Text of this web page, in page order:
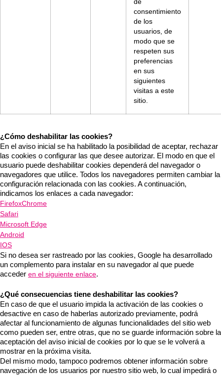
de
consentimiento
de los
usuarios, de
modo que se
respeten sus
preferencias
en sus
siguientes
visitas a este
sitio.
¿Cómo deshabilitar las cookies?
En el aviso inicial se ha habilitado la posibilidad de aceptar, rechazar
las cookies o configurar las que desee autorizar. El modo en que el
usuario puede deshabilitar cookies dependerá del navegador o
navegadores que utilice. Todos los navegadores permiten cambiar la
configuración relacionada con las cookies. A continuación,
indicamos los enlaces a cada navegador:
FirefoxChrome
Safari
Microsoft Edge
Android
IOS
Si no desea ser rastreado por las cookies, Google ha desarrollado
un complemento para instalar en su navegador al que puede
acceder en el siguiente enlace.
¿Qué consecuencias tiene deshabilitar las cookies?
En caso de que el usuario impida la activación de las cookies o
desactive en caso de haberlas autorizado previamente, podrá
afectar al funcionamiento de algunas funcionalidades del sitio web
como pueden ser, entre otras, que no se guarde información sobre la
aceptación del aviso inicial de cookies por lo que se le volverá a
mostrar en la próxima visita.
Del mismo modo, tampoco podremos obtener información sobre
navegación de los usuarios por nuestro sitio web, lo cual impedirá o